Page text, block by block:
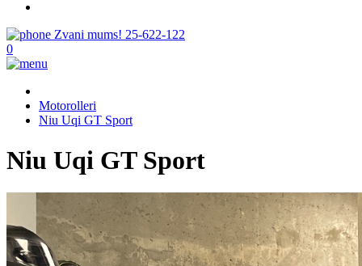
Zvani mums! 25-622-122
0
Motorolleri
Niu Uqi GT Sport
Niu Uqi GT Sport